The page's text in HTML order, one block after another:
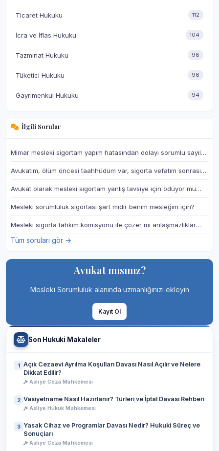
Ticaret Hukuku 112
İcra ve İflas Hukuku 104
Tazminat Hukuku 98
Tüketici Hukuku 96
Gayrimenkul Hukuku 94
İlgili Sorular
Mimar mesleki sigortam yapım hatasından dolayı sorumlu sayıl…
Avukatım, ölüm öncesi taahhüdüm var, sigorta vefatım sonrası…
Avukat olarak mesleki sigortam yanlış tavsiye için ödüyor mu…
Mesleki sorumluluk sigortası şart mıdır benim mesleğim için?
Mesleki sigorta tahkim komisyonu ile çözer mi anlaşmazlıklar…
Tüm soruları gör →
Avukat mısınız?
Mesleki Sorumluluk alanında uzmanlığınızı ekleyin
Kayıt Ol
Son Hukuki Makaleler
1 Açık Cezaevi Ayrılma Koşulları Davası Nasıl Açılır ve Nelere
Dikkat Edilir?
Asliye Ceza Mahkemesi
2 Vasiyetname Nasıl Hazırlanır? Türleri ve İptal Davası Rehberi
Asliye Hukuk Mahkemesi
3 Yasak Cihaz ve Programlar Davası Nedir? Hukuki Süreç ve
Sonuçları
Asliye Ceza Mahkemesi